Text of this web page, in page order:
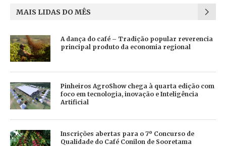
MAIS LIDAS DO MÊS
A dança do café – Tradição popular reverencia
principal produto da economia regional
Pinheiros AgroShow chega à quarta edição com
foco em tecnologia, inovação e Inteligência
Artificial
Inscrições abertas para o 7º Concurso de
Qualidade do Café Conilon de Sooretama